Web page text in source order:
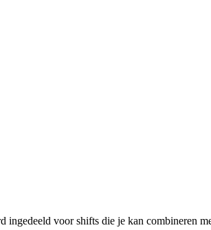
ingedeeld voor shifts die je kan combineren